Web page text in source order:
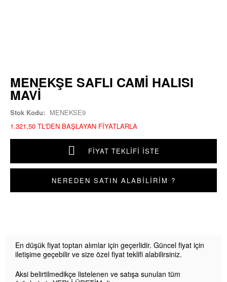
MENEKŞE SAFLI CAMI HALISI
MAVI
Stok Kodu: MENEKSE9
1.321,50 TL'DEN BAŞLAYAN FIYATLARLA
FIYAT TEKLIFI İSTE
NEREDEN SATIN ALABİLİRİM ?
En düşük fiyat toptan alımlar için geçerlidir. Güncel fiyat için
iletişime geçebilir ve size özel fiyat teklifi alabilirsiniz.
Aksi belirtilmedikçe listelenen ve satışa sunulan tüm